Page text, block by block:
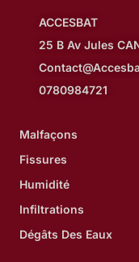
ACCESBAT
25 B Av Jules
0780984721
Malfaçons
Fissures
Humidité
Infiltrations
Dégâts Des Eaux